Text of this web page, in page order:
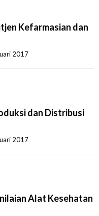
Kefarmasian dan
2017
dan Distribusi
2017
Alat Kesehatan